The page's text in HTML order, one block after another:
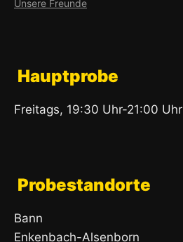
Unsere Freunde
Hauptprobe
Freitags, 19:30 Uhr-21:00 Uhr
Probestandorte
Bann
Enkenbach-Alsenborn